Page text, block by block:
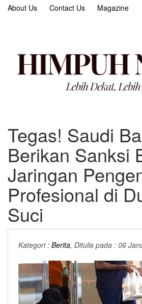
About Us Contact Us Magazine
Tegas! Saudi
Berikan Sanksi
Jaringan
Profesional di
Suci
Kategori : Berita, Ditulis pada : 06